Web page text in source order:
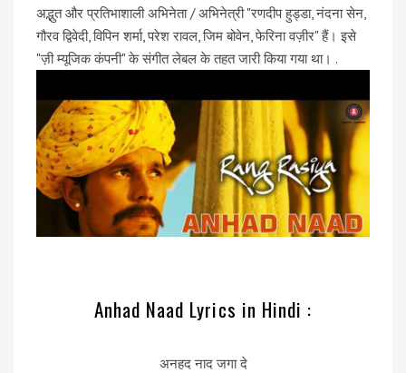
अद्भुत और प्रतिभाशाली अभिनेता / अभिनेत्री "रणदीप हुड्डा, नंदना सेन,
गौरव द्विवेदी, विपिन शर्मा, परेश रावल, जिम बोवेन, फेरिना वज़ीर" हैं। इसे
"ज़ी म्यूजिक कंपनी" के संगीत लेबल के तहत जारी किया गया था। .
Anhad Naad Lyrics in Hindi :
अनहद नाद जगा दे